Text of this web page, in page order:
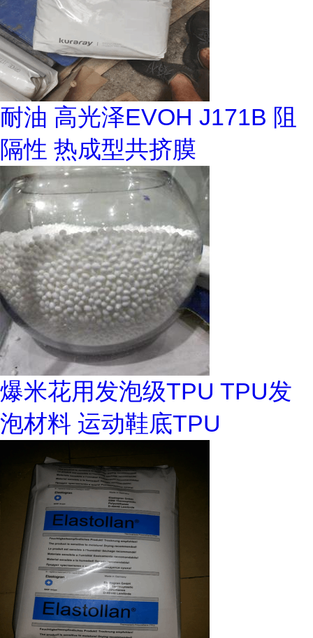
耐油 高光泽EVOH J171B 阻
隔性 热成型共挤膜
爆米花用发泡级TPU TPU发
泡材料 运动鞋底TPU